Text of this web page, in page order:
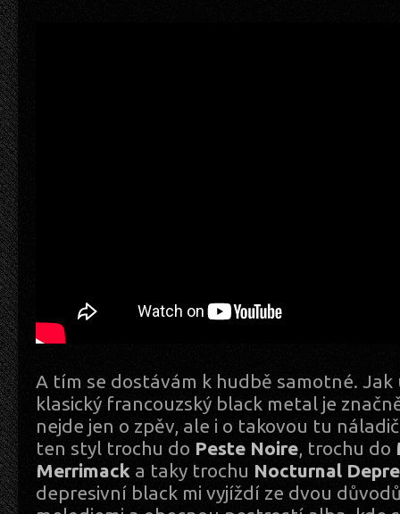
A tím se dostávám k hudbě samotné.
klasický francouzský black metal je
nejde jen o zpěv, ale i o takovou tu
ten styl trochu do Peste Noire, trochu do
Merrimack a taky trochu Nocturnal
depresivní black mi vyjíždí ze dvou